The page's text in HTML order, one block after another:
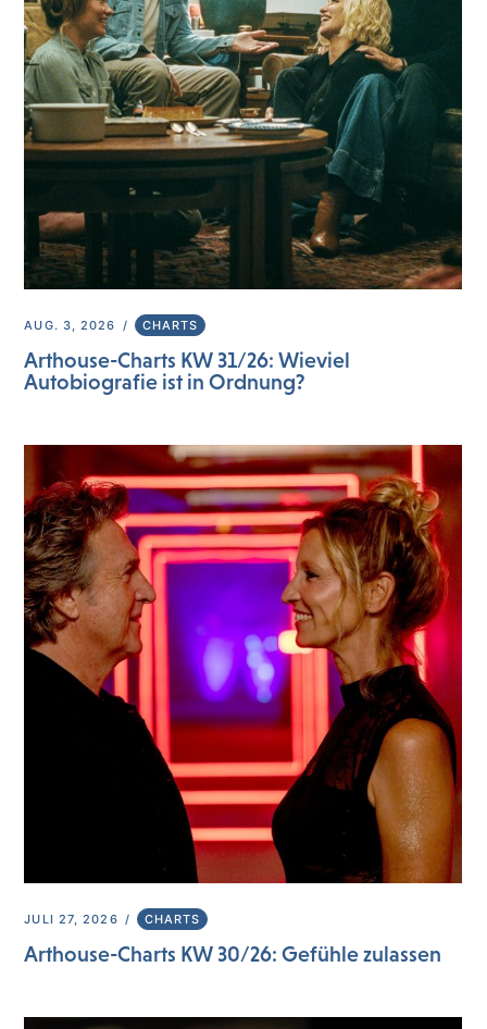
AUG. 3, 2026 CHARTS
Arthouse-Charts KW 31/26: Wieviel
Autobiografie ist in Ordnung?
JULI 27, 2026 CHARTS
Arthouse-Charts KW 30/26: Gefühle zulassen